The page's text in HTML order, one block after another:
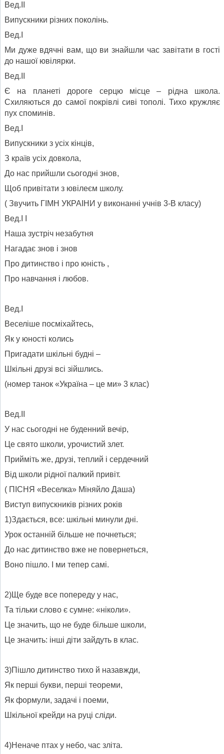
Вед.ІІ
Випускники різних поколінь.
Вед.І
Ми дуже вдячні вам, що ви знайшли час завітати в гості
до нашої ювілярки.
Вед.ІІ
Є на планеті дороге серцю місце – рідна школа.
Схиляються до самої покрівлі сиві тополі. Тихо кружляє
пух споминів.
Вед.І
Випускники з усіх кінців,
З країв усіх довкола,
До нас прийшли сьогодні знов,
Щоб привітати з ювілеєм школу.
( Звучить ГІМН УКРАІНИ у виконанні учнів 3-В класу)
Вед.І І
Наша зустріч незабутня
Нагадає знов і знов
Про дитинство і про юність ,
Про навчання і любов.
Вед.І
Веселіше посміхайтесь,
Як у юності колись
Пригадати шкільні будні –
Шкільні друзі всі зійшлись.
(номер танок «Україна – це ми» 3 клас)
Вед.ІІ
У нас сьогодні не буденний вечір,
Це свято школи, урочистий злет.
Прийміть же, друзі, теплий і сердечний
Від школи рідної палкий привіт.
( ПІСНЯ «Веселка» Міняйло Даша)
Виступ випускників різних років
1)Здається, все: шкільні минули дні.
Урок останній більше не почнеться;
До нас дитинство вже не повернеться,
Воно пішло. І ми тепер самі.
2)Ще буде все попереду у нас,
Та тільки слово є сумне: «ніколи».
Це значить, що не буде більше школи,
Це значить: інші діти зайдуть в клас.
3)Пішло дитинство тихо й назавжди,
Як перші букви, перші теореми,
Як формули, задачі і поеми,
Шкільної крейди на руці сліди.
4)Неначе птах у небо, час зліта.